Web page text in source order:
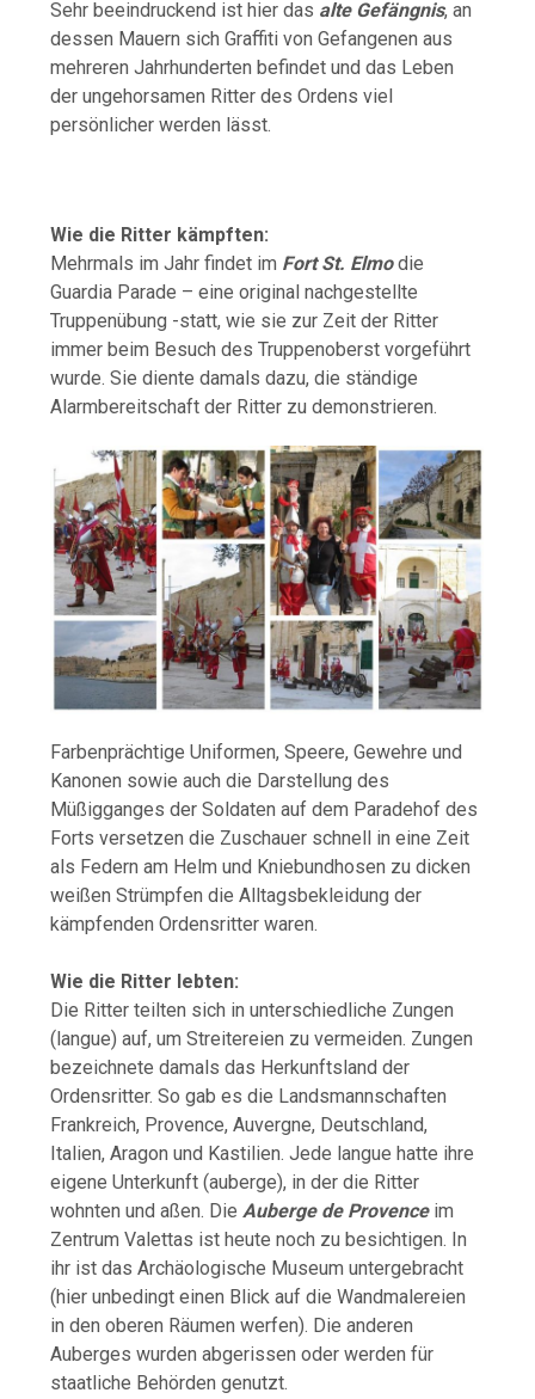
Sehr beeindruckend ist hier das alte Gefängnis, an
dessen Mauern sich Graffiti von Gefangenen aus
mehreren Jahrhunderten befindet und das Leben
der ungehorsamen Ritter des Ordens viel
persönlicher werden lässt.
Wie die Ritter kämpften:
Mehrmals im Jahr findet im Fort St. Elmodie
Guardia Parade – eine original nachgestellte
Truppenübung -statt, wie sie zur Zeit der Ritter
immer beim Besuch des Truppenoberst vorgeführt
wurde. Sie diente damals dazu, die ständige
Alarmbereitschaft der Ritter zu demonstrieren.
Farbenprächtige Uniformen, Speere, Gewehre und
Kanonen sowie auch die Darstellung des
Müßigganges der Soldaten auf dem Paradehof des
Forts versetzen die Zuschauer schnell in eine Zeit
als Federn am Helm und Kniebundhosen zu dicken
weißen Strümpfen die Alltagsbekleidung der
kämpfenden Ordensritter waren.
Wie die Ritter lebten:
Die Ritter teilten sich in unterschiedliche Zungen
(langue) auf, um Streitereien zu vermeiden. Zungen
bezeichnete damals das Herkunftsland der
Ordensritter. So gab es die Landsmannschaften
Frankreich, Provence, Auvergne, Deutschland,
Italien, Aragon und Kastilien. Jede langue hatte ihre
eigene Unterkunft (auberge), in der die Ritter
wohnten und aßen. DieAuberge de Provenceim
Zentrum Valettas ist heute noch zu besichtigen. In
ihr ist das Archäologische Museum untergebracht
(hier unbedingt einen Blick auf die Wandmalereien
in den oberen Räumen werfen). Die anderen
Auberges wurden abgerissen oder werden für
staatliche Behörden genutzt.